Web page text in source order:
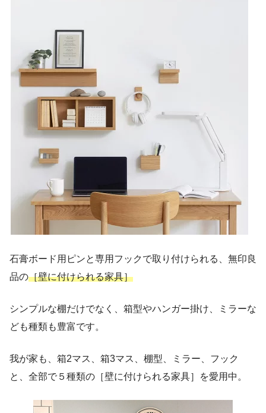
石膏ボード用ピンと専用フックで取り付けられる、無印良
品の［壁に付けられる家具］
シンプルな棚だけでなく、箱型やハンガー掛け、ミラーな
ども種類も豊富です。
我が家も、箱2マス、箱3マス、棚型、ミラー、フック
と、全部で５種類の［壁に付けられる家具］を愛用中。